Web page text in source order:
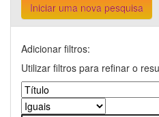
Iniciar uma nova pesquisa
Adicionar filtros:
Utilizar filtros para refinar o